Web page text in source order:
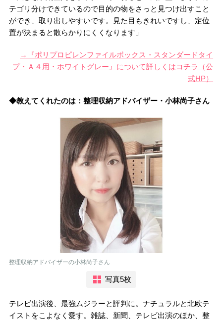
テゴリ分けできているので目的の物をさっと見つけ出すこと
ができ、取り出しやすいです。見た目もきれいですし、定位
置が決まると散らかりにくくなります」
→『ポリプロピレンファイルボックス・スタンダードタイ
プ・Ａ４用・ホワイトグレー』について詳しくはコチラ（公
式HP）
◆教えてくれたのは：整理収納アドバイザー・小林尚子さん
整理収納アドバイザーの小林尚子さん
写真5枚
テレビ出演後、最強ムジラーと評判に。ナチュラルと北欧テ
イストをこよなく愛す。雑誌、新聞、テレビ出演のほか、整